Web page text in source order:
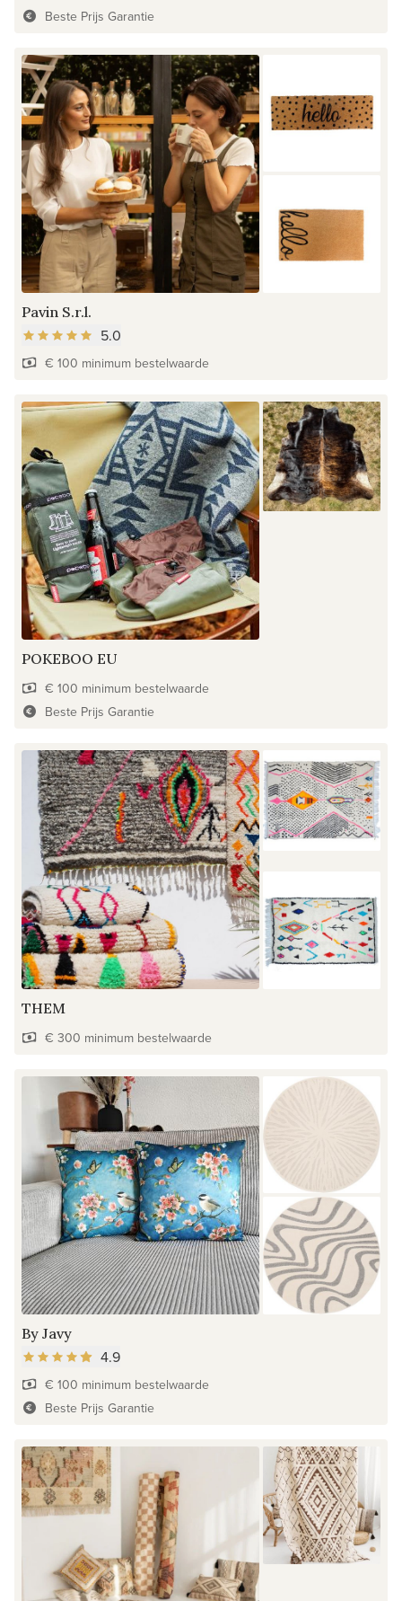
Beste Prijs Garantie
Pavin S.r.l.
5.0
€ 100 minimum bestelwaarde
POKEBOO EU
€ 100 minimum bestelwaarde
Beste Prijs Garantie
THEM
€ 300 minimum bestelwaarde
By Javy
4.9
€ 100 minimum bestelwaarde
Beste Prijs Garantie